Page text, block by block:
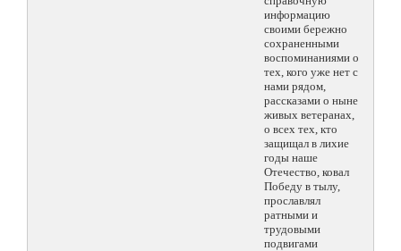
информацию
своими бережно
сохраненными
воспоминаниями о
тех, кого уже нет с
нами рядом,
рассказами о ныне
живых ветеранах,
о всех тех, кто
защищал в лихие
годы наше
Отечество, ковал
Победу в тылу,
прославлял
ратными и
трудовыми
подвигами